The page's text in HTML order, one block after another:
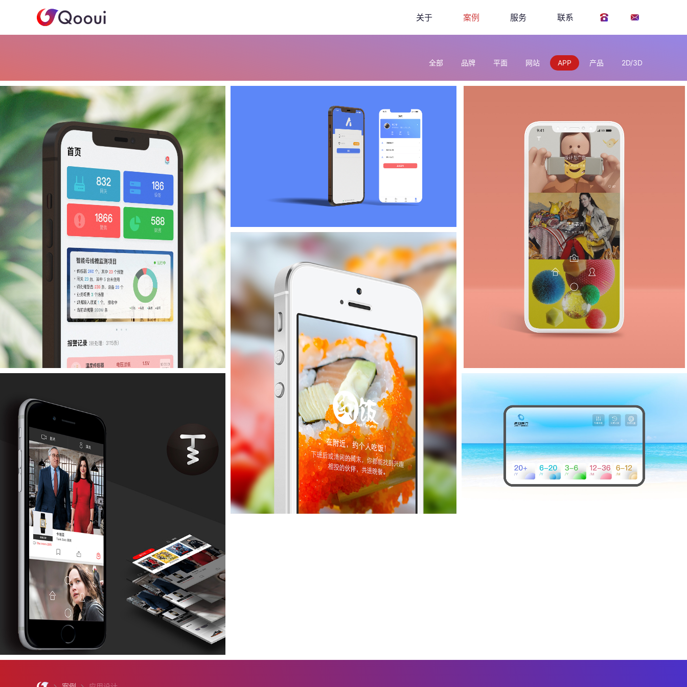
关于 案例 服务 联系
全部 品牌 平面 网站 APP 产品 2D/3D